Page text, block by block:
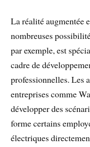
La réalité augmentée
nombreuses
par exemple, est
cadre de
professionnelles. Les
entreprises comme
développer des
forme certains
électriques